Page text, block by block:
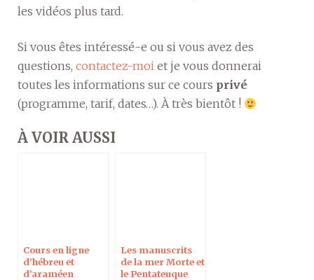
les vidéos plus tard.
Si vous êtes intéressé-e ou si vous avez des
questions, contactez-moi et je vous donnerai
toutes les informations sur ce cours privé
(programme, tarif, dates…). À très bientôt !
À VOIR AUSSI
Cours en ligne
d’hébreu et
d’araméen
Les manuscrits
de la mer Morte et
le Pentateuque